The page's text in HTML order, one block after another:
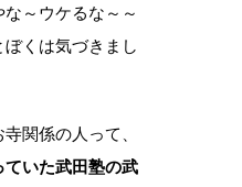
～ウケるな～～
くは気づきまし
関係の人って、
いた武田塾の武